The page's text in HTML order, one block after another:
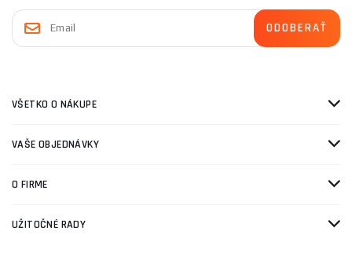
VŠETKO O NÁKUPE
VAŠE OBJEDNÁVKY
O FIRME
UŽITOČNÉ RADY